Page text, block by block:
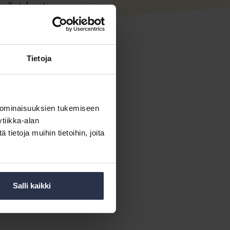
Tietoja
tukemiseen
alan
tietoja muihin tietoihin, joita
Salli kaikki
päivitetään sitä mukaa,
isännöintiyritysten,
käyttöön.